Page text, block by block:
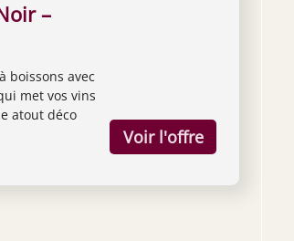
–
boissons avec
met vos vins
atout déco
zones de
5–18 °C :